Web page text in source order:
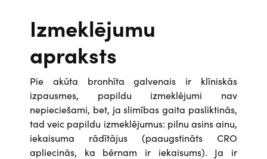
Izmeklējumu
apraksts
Pie akūta bronhīta galvenais ir klīniskās
izpausmes, papildu izmeklējumi nav
nepieciešami, bet, ja slimības gaita pasliktinās,
tad veic papildu izmeklējumus: pilnu asins ainu,
iekaisuma rādītājus (paaugstināts CRO
apliecinās, ka bērnam ir iekaisums). Ja ir